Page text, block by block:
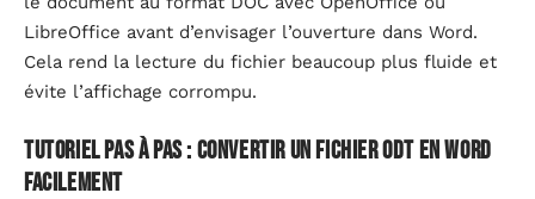
LibreOffice avant d’envisager l’ouverture dans Word.
Cela rend la lecture du fichier beaucoup plus fluide et
évite l’affichage corrompu.
tutoriel pas à pas : convertir un fichier odt en word
facilement